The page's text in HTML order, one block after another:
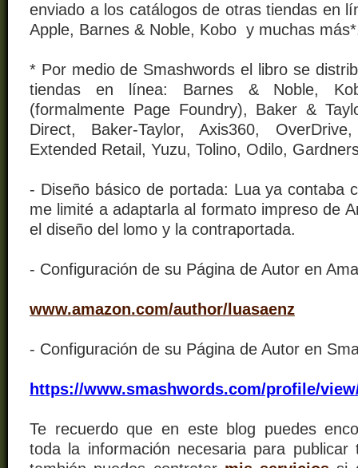
enviado a los catálogos de otras tiendas en
Apple, Barnes & Noble, Kobo y muchas
* Por medio de Smashwords el libro se
tiendas en línea: Barnes & Noble,
(formalmente Page Foundry), Baker &
Direct, Baker-Taylor, Axis360,
Extended Retail, Yuzu, Tolino, Odilo,
- Diseño básico de portada: Lua ya contaba
me limité a adaptarla al formato impreso de
el diseño del lomo y la contraportada.
- Configuración de su Página de Autor en
www.amazon.com/author/luasaenz
- Configuración de su Página de Autor en
https://www.smashwords.com/profile/
Te recuerdo que en este blog puedes
toda la información necesaria para